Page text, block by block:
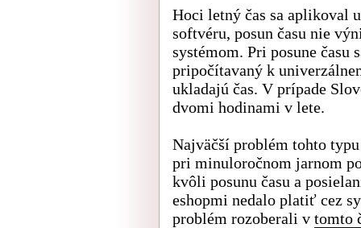
Hoci letný čas sa aplikoval
softvéru, posun času nie
systémom. Pri posune času
pripočítavaný k
ukladajú čas. V prípade
dvomi hodinami v lete.
Najväčší problém tohto
pri minuloročnom jarnom
kvôli posunu času a
eshopmi nedalo platiť cez
problém rozoberali v tomto